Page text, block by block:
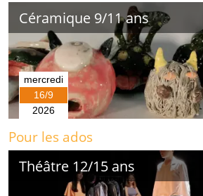
Céramique 9/11 ans
mercredi
16/9
2026
Pour les ados
Théâtre 12/15 ans